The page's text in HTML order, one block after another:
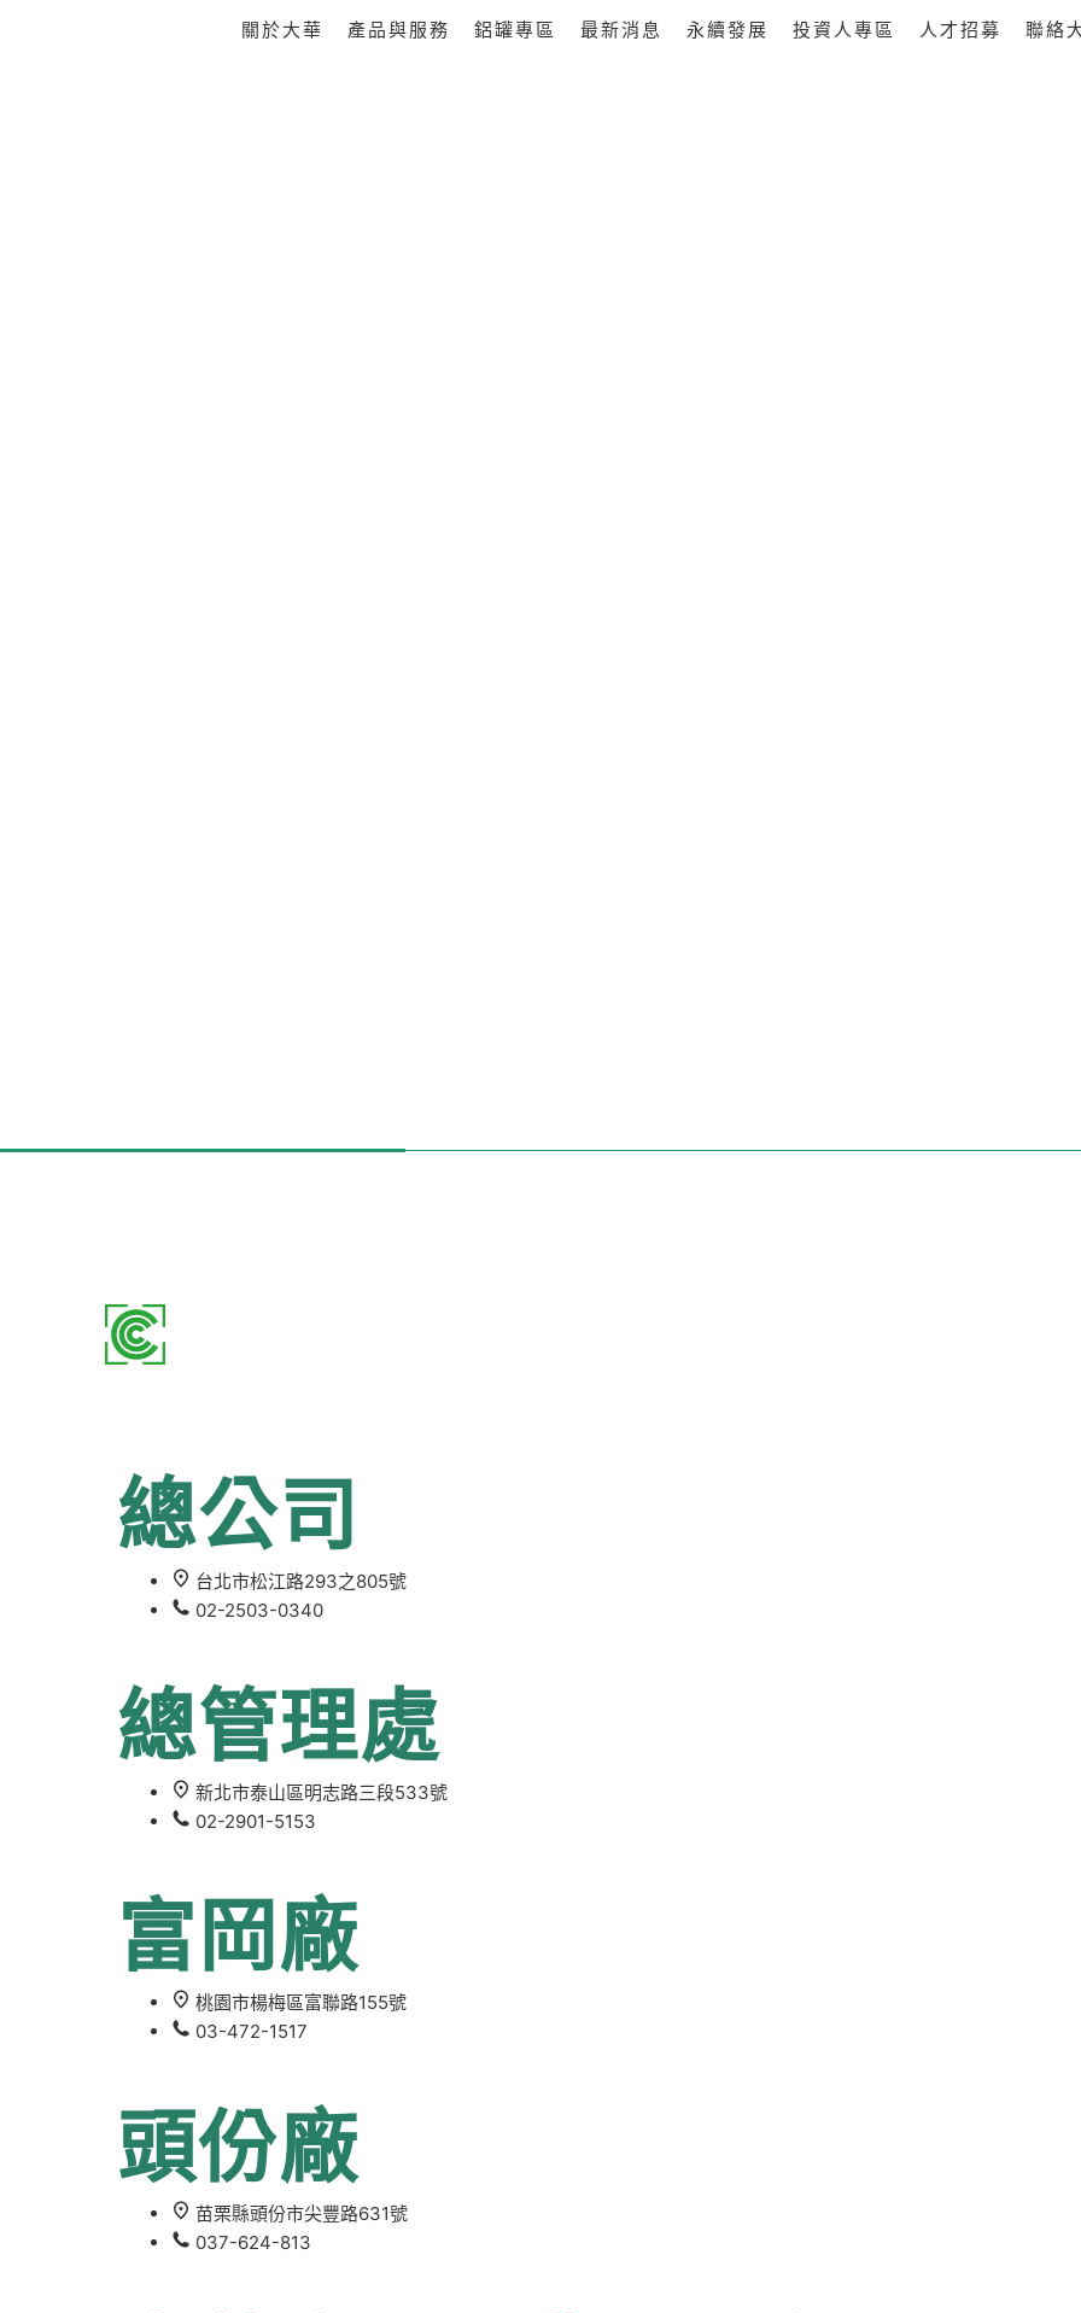
關於大華 產品與服務 鋁罐專區 最新消息 永續發展 投資人專區 人才招募 聯絡
總公司
台北市松江路293之805號
02-2503-0340
總管理處
新北市泰山區明志路三段533號
02-2901-5153
富岡廠
桃園市楊梅區富聯路155號
03-472-1517
頭份廠
苗栗縣頭份市尖豐路631號
037-624-813